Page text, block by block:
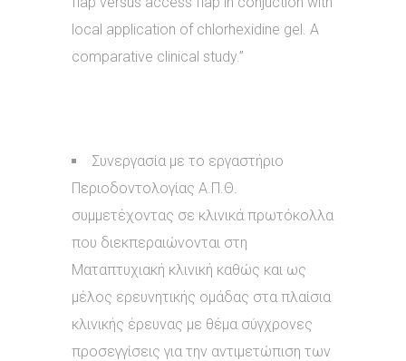
local application of chlorhexidine gel. A
comparative clinical study.”
Συνεργασία με το εργαστήριο
Περιοδοντολογίας Α.Π.Θ.
συμμετέχοντας σε κλινικά πρωτόκολλα
που διεκπεραιώνονται στη
Ματαπτυχιακή κλινική καθώς και ως
μέλος ερευνητικής ομάδας στα πλαίσια
κλινικής έρευνας με θέμα σύγχρονες
προσεγγίσεις για την αντιμετώπιση των